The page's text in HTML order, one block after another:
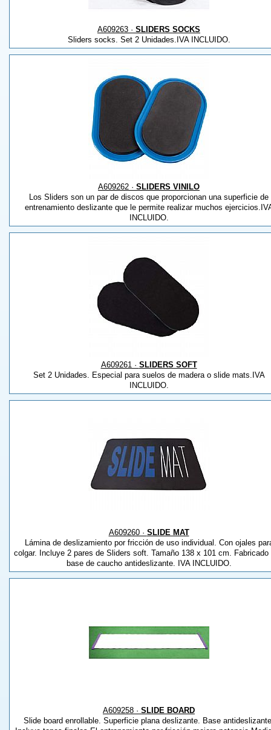
A609263 · SLIDERS SOCKS
Sliders socks. Set 2 Unidades.IVA INCLUIDO.
A609262 · SLIDERS VINILO
Los Sliders son un par de discos que proporcionan una superficie de
entrenamiento deslizante que le permite realizar muchos
INCLUIDO.
A609261 · SLIDERS SOFT
Set 2 Unidades. Especial para suelos de madera o slide mats.IVA
INCLUIDO.
A609260 · SLIDE MAT
Lámina de deslizamiento por fricción de uso individual. Con ojales
colgar. Incluye 2 pares de Sliders soft. Tamaño 138 x 101 cm. Fabricado
base de caucho antideslizante. IVA INCLUIDO.
A609258 · SLIDE BOARD
Slide board enrollable. Superficie plana deslizante. Base